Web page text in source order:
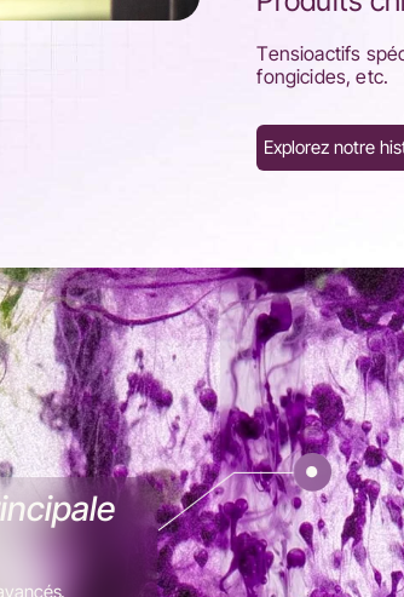
Tensioactifs
fongicides, etc.
Explorez notre